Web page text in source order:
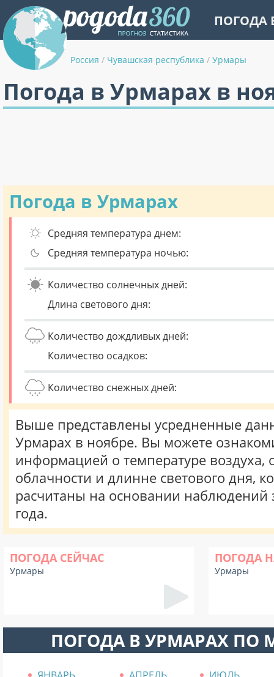
ПОГОДА
Россия / Чувашская республика / Урмары
Погода в Урмарах в
Погода в Урмарах
Средняя температура днем:
Средняя температура ночью:
Количество солнечных дней:
Длина светового дня:
Количество дождливых дней:
Количество осадков:
Количество снежных дней:
Выше представлены усредненные
Урмарах в ноябре. Вы можете
информацией о температуре воздуха,
облачности и длинне светового дня,
расчитаны на основании наблюдений
года.
ПОГОДА СЕЙЧАС
Урмары
ПОГОДА
Урмары
ПОГОДА В УРМАРАХ ПО